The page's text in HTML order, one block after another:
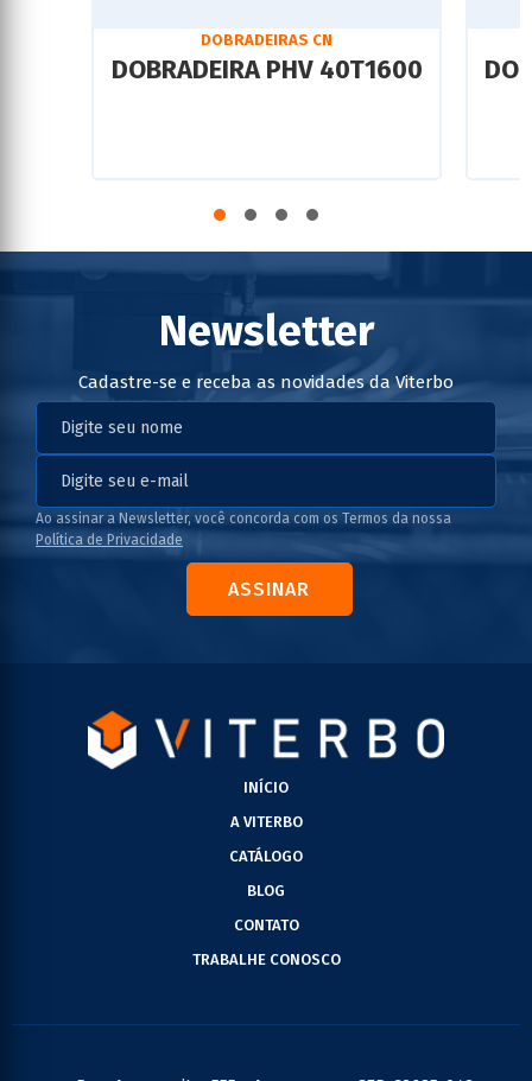
DOBRADEIRAS CN
DOBRADEIRA PHV 40T1600
Newsletter
Cadastre-se e receba as novidades da Viterbo
Ao assinar a Newsletter, você concorda com os Termos da nossa
Política de Privacidade
ASSINAR
INÍCIO
A VITERBO
CATÁLOGO
BLOG
CONTATO
TRABALHE CONOSCO